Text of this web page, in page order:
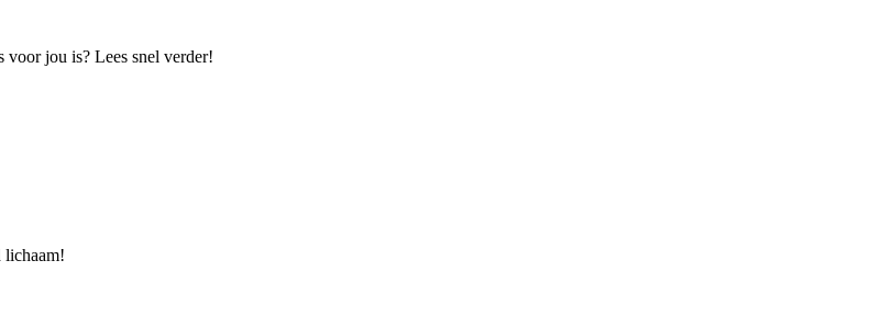
jou is? Lees snel verder!
lichaam!